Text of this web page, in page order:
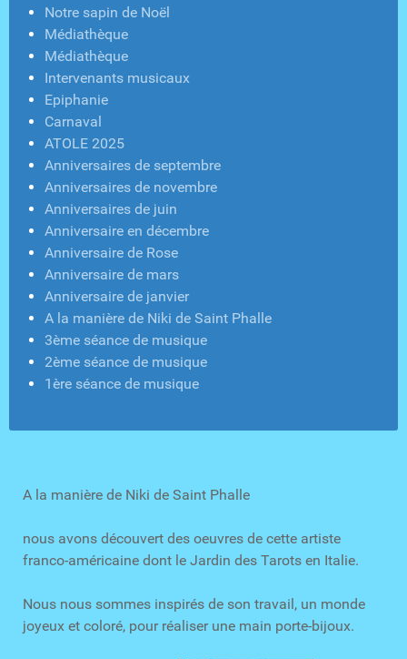
Notre sapin de Noël
Médiathèque
Médiathèque
Intervenants musicaux
Epiphanie
Carnaval
ATOLE 2025
Anniversaires de septembre
Anniversaires de novembre
Anniversaires de juin
Anniversaire en décembre
Anniversaire de Rose
Anniversaire de mars
Anniversaire de janvier
A la manière de Niki de Saint Phalle
3ème séance de musique
2ème séance de musique
1ère séance de musique
A la manière de Niki de Saint Phalle
nous avons découvert des oeuvres de cette artiste
franco-américaine dont le Jardin des Tarots en Italie.
Nous nous sommes inspirés de son travail, un monde
joyeux et coloré, pour réaliser une main porte-bijoux.